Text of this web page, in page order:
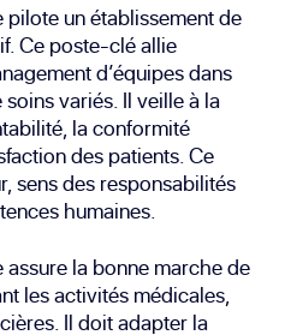
un établissement de
Ce poste-clé allie
d’équipes dans
variés. Il veille à la
la conformité
des patients. Ce
sens des responsabilités
humaines.
la bonne marche de
les activités médicales,
Il doit adapter la